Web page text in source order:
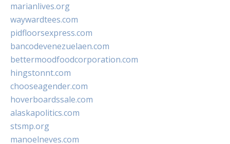
marianlives.org
waywardtees.com
pidfloorsexpress.com
bancodevenezuelaen.com
bettermoodfoodcorporation.com
hingstonnt.com
chooseagender.com
hoverboardssale.com
alaskapolitics.com
stsmp.org
manoelneves.com